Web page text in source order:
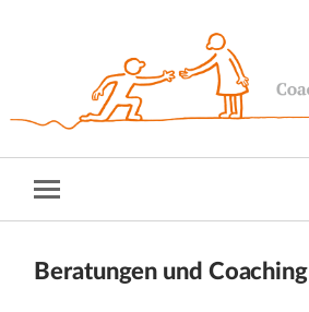
Beratungen und Coaching